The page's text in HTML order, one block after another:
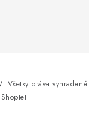
. Všetky práva vyhradené.